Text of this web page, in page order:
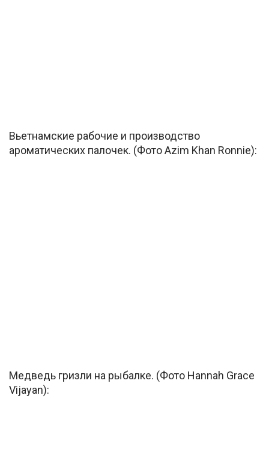
Вьетнамские рабочие и производство
ароматических палочек. (Фото Azim Khan Ronnie):
Медведь гризли на рыбалке. (Фото Hannah Grace
Vijayan):